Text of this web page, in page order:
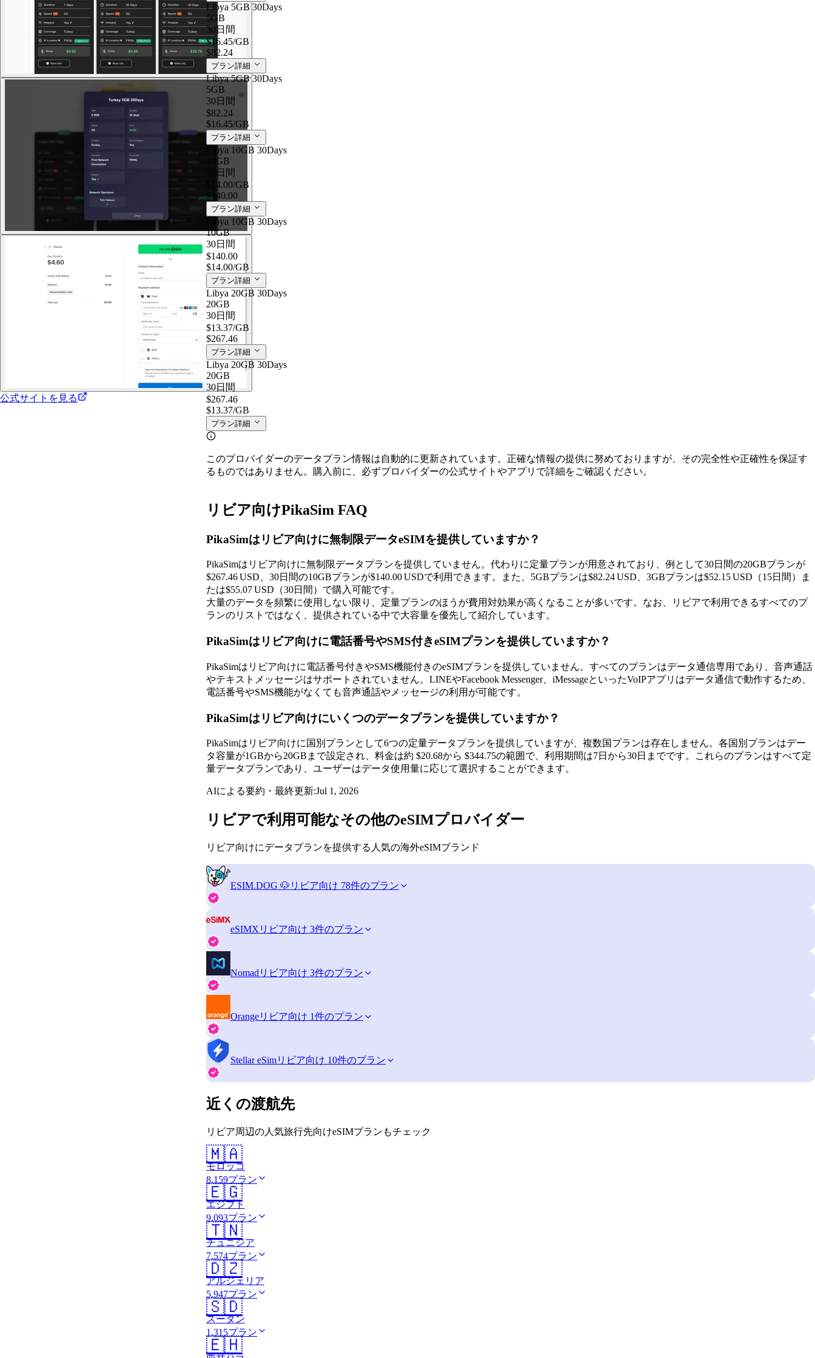
公式サイトを見る
Libya 5GB 30Days
5GB
30日間
$16.45/GB
$82.24
プラン詳細
Libya 5GB 30Days
5GB
30日間
$82.24
$16.45/GB
プラン詳細
Libya 10GB 30Days
10GB
30日間
$14.00/GB
$140.00
プラン詳細
Libya 10GB 30Days
10GB
30日間
$140.00
$14.00/GB
プラン詳細
Libya 20GB 30Days
20GB
30日間
$13.37/GB
$267.46
プラン詳細
Libya 20GB 30Days
20GB
30日間
$267.46
$13.37/GB
プラン詳細
このプロバイダーのデータプラン情報は自動的に更新されています。正確な情報の提供に努めておりますが、その完全性や正確性を保証す
るものではありません。購入前に、必ずプロバイダーの公式サイトやアプリで詳細をご確認ください。
リビア向けPikaSim FAQ
PikaSimはリビア向けに無制限データeSIMを提供していますか？
PikaSimはリビア向けに無制限データプランを提供していません。代わりに定量プランが用意されており、例として30日間の20GBプランが
$267.46 USD、30日間の10GBプランが$140.00 USDで利用できます。また、5GBプランは$82.24 USD、3GBプランは$52.15 USD（15日間）ま
たは$55.07 USD（30日間）で購入可能です。
大量のデータを頻繁に使用しない限り、定量プランのほうが費用対効果が高くなることが多いです。なお、リビアで利用できるすべてのプ
ランのリストではなく、提供されている中で大容量を優先して紹介しています。
PikaSimはリビア向けに電話番号やSMS付きeSIMプランを提供していますか？
PikaSimはリビア向けに電話番号付きやSMS機能付きのeSIMプランを提供していません。すべてのプランはデータ通信専用であり、音声通話
やテキストメッセージはサポートされていません。LINEやFacebook Messenger、iMessageといったVoIPアプリはデータ通信で動作するため、
電話番号やSMS機能がなくても音声通話やメッセージの利用が可能です。
PikaSimはリビア向けにいくつのデータプランを提供していますか？
PikaSimはリビア向けに国別プランとして6つの定量データプランを提供していますが、複数国プランは存在しません。各国別プランはデー
タ容量が1GBから20GBまで設定され、料金は約 $20.68から $344.75の範囲で、利用期間は7日から30日までです。これらのプランはすべて定
量データプランであり、ユーザーはデータ使用量に応じて選択することができます。
AIによる要約・最終更新:Jul 1, 2026
リビアで利用可能なその他のeSIMプロバイダー
リビア向けにデータプランを提供する人気の海外eSIMブランド
ESIM.DOG 🐶 リビア向け 78件のプラン
eSIMX リビア向け 3件のプラン
Nomad リビア向け 3件のプラン
Orangeリビア向け 1件のプラン
Stellar eSimリビア向け 10件のプラン
近くの渡航先
リビア周辺の人気旅行先向けeSIMプランもチェック
🇲🇦
モロッコ
8,159プラン
🇪🇬
エジプト
9,093プラン
🇹🇳
チュニジア
7,574プラン
🇩🇿
アルジェリア
5,947プラン
🇸🇩
スーダン
1,315プラン
🇪🇭